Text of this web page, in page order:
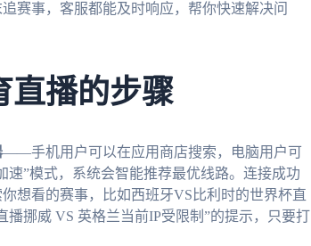
赛事，客服都能及时响应，帮你快速解决问
直播的步骤
——手机用户可以在应用商店搜索，电脑用户可
”模式，系统会智能推荐最优线路。连接成功
想看的赛事，比如西班牙VS比利时的世界杯直
挪威 VS 英格兰当前IP受限制”的提示，只要打